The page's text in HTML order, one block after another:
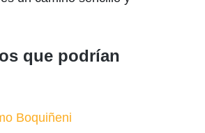
que podrían
Boquiñeni